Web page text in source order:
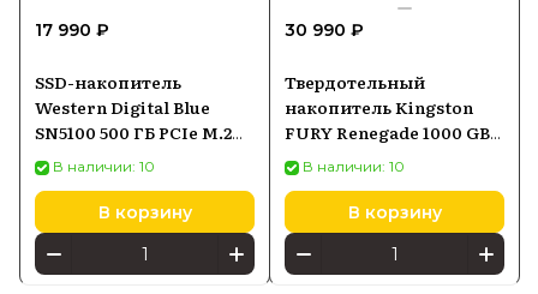
17 990 ₽
SSD-накопитель
Western Digital Blue
SN5100 500 ГБ PCIe M.2
(WDS500G5B0E)
В наличии: 10
В корзину
30 990 ₽
Твердотельный
накопитель Kingston
FURY Renegade 1000 GB
M.2 SFYRSK1000G
В наличии: 10
В корзину